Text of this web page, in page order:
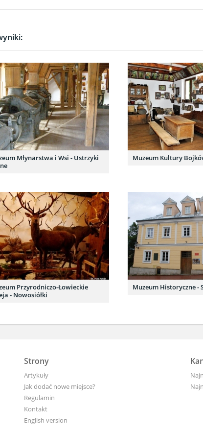
Młynarstwa i Wsi - Ustrzyki
Muzeum Kultury
Przyrodniczo-Łowieckie
- Nowosiółki
Muzeum Historyczne -
Strony
Artykuły
Jak dodać nowe miejsce?
Regulamin
Kontakt
English version